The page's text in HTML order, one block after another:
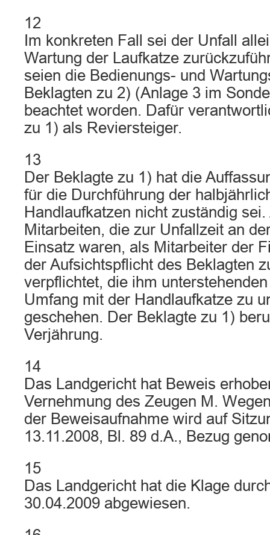
12
Im konkreten Fall sei der Unfall
Wartung der Laufkatze
seien die Bedienungs- und
Beklagten zu 2) (Anlage 3 im
beachtet worden. Dafür
zu 1) als Reviersteiger.
13
Der Beklagte zu 1) hat die
für die Durchführung der
Handlaufkatzen nicht zuständig
Mitarbeiten, die zur Unfallzeit an
Einsatz waren, als Mitarbeiter der
der Aufsichtspflicht des Beklagten
verpflichtet, die ihm
Umfang mit der Handlaufkatze zu
geschehen. Der Beklagte zu 1)
Verjährung.
14
Das Landgericht hat Beweis
Vernehmung des Zeugen M.
der Beweisaufnahme wird auf
13.11.2008, Bl. 89 d.A., Bezug
15
Das Landgericht hat die Klage
30.04.2009 abgewiesen.